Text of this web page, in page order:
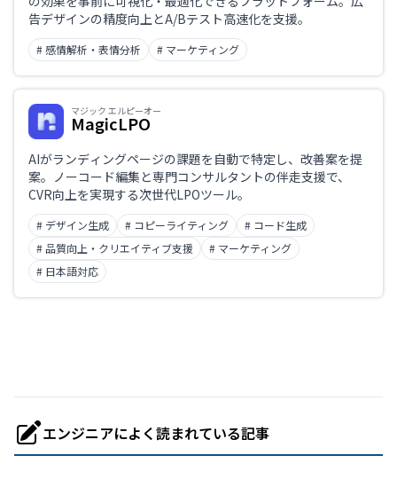
告デザインの精度向上とA/Bテスト高速化を支援。
# 感情解析・表情分析 # マーケティング
マジック エルピーオー
MagicLPO
AIがランディングページの課題を自動で特定し、改善案を提
案。ノーコード編集と専門コンサルタントの伴走支援で、
CVR向上を実現する次世代LPOツール。
# デザイン生成 # コピーライティング
# コード生成
# 品質向上・クリエイティブ支援
# マーケティング
# 日本語対応
エンジニアによく読まれている記事